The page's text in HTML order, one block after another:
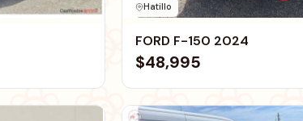
Hatillo
FORD F-150 2024
$48,995